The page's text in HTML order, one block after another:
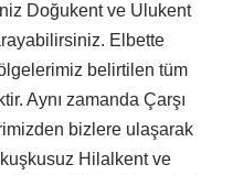
Doğukent ve Ulukent
Elbette
belirtilen tüm
Aynı zamanda Çarşı
bizlere ulaşarak
Hilalkent ve